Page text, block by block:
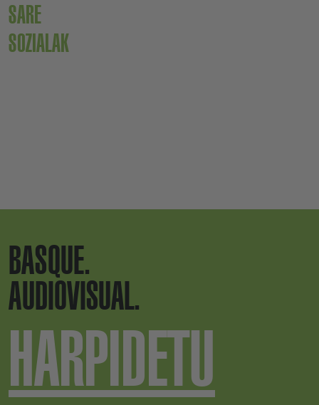
SARE
SOZIALAK
BASQUE.
AUDIOVISUAL.
HARPIDETU